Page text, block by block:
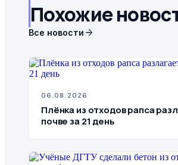
Похожие
Все новости arrow_forward
06.08.2026
Плёнка из отходов рапса
почве за 21 день